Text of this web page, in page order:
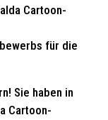
Cartoon-
für die
Sie haben in
Cartoon-